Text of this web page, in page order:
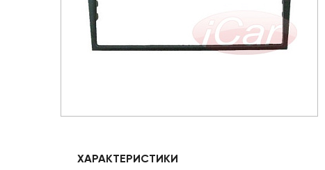
ХАРАКТЕРИСТИКИ